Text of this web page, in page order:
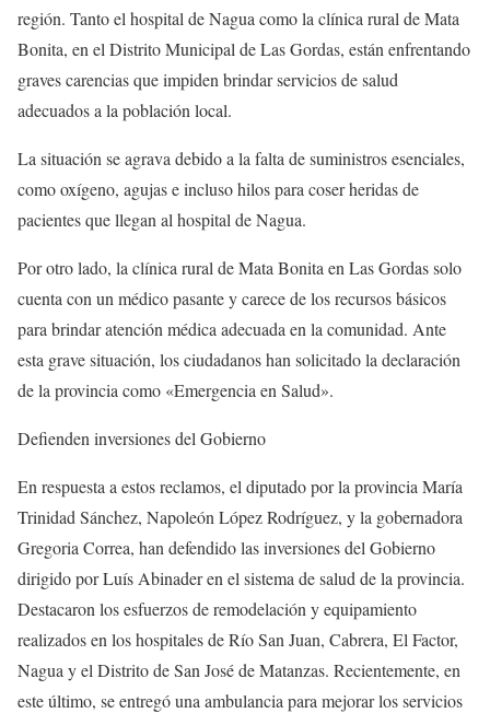
región. Tanto el hospital de Nagua como la clínica rural de Mata
Bonita, en el Distrito Municipal de Las Gordas, están enfrentando
graves carencias que impiden brindar servicios de salud
adecuados a la población local.
La situación se agrava debido a la falta de suministros esenciales,
como oxígeno, agujas e incluso hilos para coser heridas de
pacientes que llegan al hospital de Nagua.
Por otro lado, la clínica rural de Mata Bonita en Las Gordas solo
cuenta con un médico pasante y carece de los recursos básicos
para brindar atención médica adecuada en la comunidad. Ante
esta grave situación, los ciudadanos han solicitado la declaración
de la provincia como «Emergencia en Salud».
Defienden inversiones del Gobierno
En respuesta a estos reclamos, el diputado por la provincia María
Trinidad Sánchez, Napoleón López Rodríguez, y la gobernadora
Gregoria Correa, han defendido las inversiones del Gobierno
dirigido por Luís Abinader en el sistema de salud de la provincia.
Destacaron los esfuerzos de remodelación y equipamiento
realizados en los hospitales de Río San Juan, Cabrera, El Factor,
Nagua y el Distrito de San José de Matanzas. Recientemente, en
este último, se entregó una ambulancia para mejorar los servicios